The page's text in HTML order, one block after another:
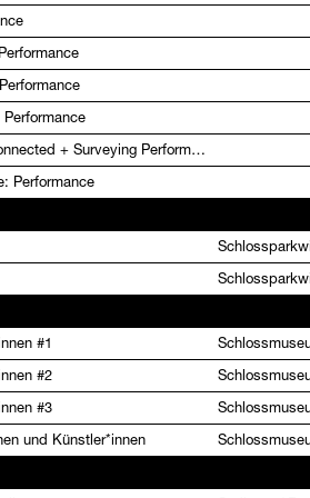
Attuning Strategies: Interconnected + Surveying Performance
Performance
#1
#2
#3
und Künstler*innen